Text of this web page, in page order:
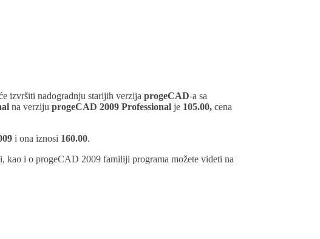
izvršiti nadogradnju starijih verzija progeCAD-a sa
na verziju progeCAD 2009 Professional je 105.00, cena
i ona iznosi 160.00.
kao i o progeCAD 2009 familiji programa možete videti na